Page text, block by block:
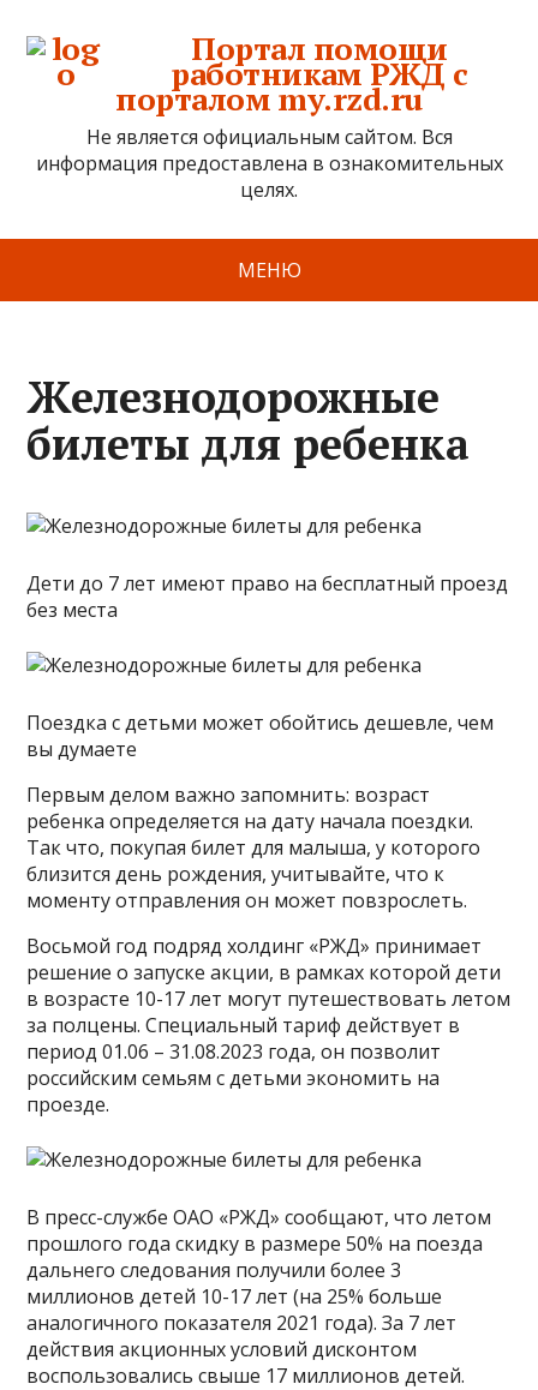
Портал помощи
работникам РЖД с
порталом my.rzd.ru
Не является официальным сайтом. Вся
информация предоставлена в ознакомительных
целях.
МЕНЮ
Железнодорожные
билеты для ребенка
Дети до 7 лет имеют право на бесплатный проезд
без места
Поездка с детьми может обойтись дешевле, чем
вы думаете
Первым делом важно запомнить: возраст
ребенка определяется на дату начала поездки.
Так что, покупая билет для малыша, у которого
близится день рождения, учитывайте, что к
моменту отправления он может повзрослеть.
Восьмой год подряд холдинг «РЖД» принимает
решение о запуске акции, в рамках которой дети
в возрасте 10-17 лет могут путешествовать летом
за полцены. Специальный тариф действует в
период 01.06 – 31.08.2023 года, он позволит
российским семьям с детьми экономить на
проезде.
В пресс-службе ОАО «РЖД» сообщают, что летом
прошлого года скидку в размере 50% на поезда
дальнего следования получили более 3
миллионов детей 10-17 лет (на 25% больше
аналогичного показателя 2021 года). За 7 лет
действия акционных условий дисконтом
воспользовались свыше 17 миллионов детей.